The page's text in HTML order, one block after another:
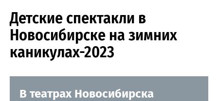
Детские спектакли в
Новосибирске на зимних
каникулах-2023
В театрах Новосибирска